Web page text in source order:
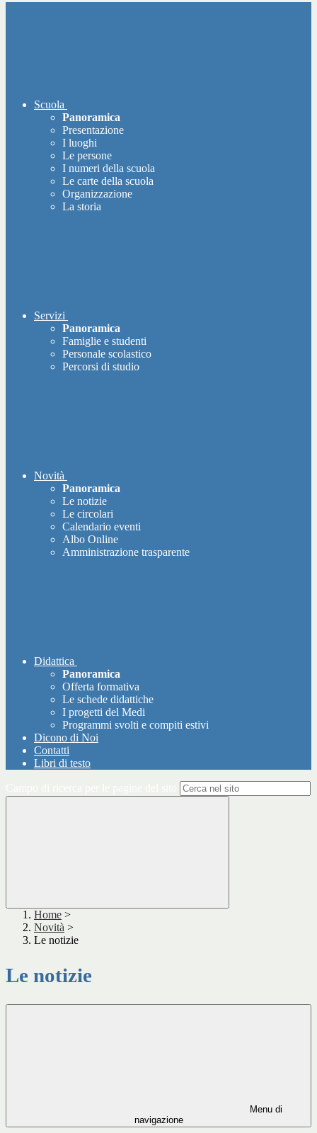
Scuola
Panoramica
Presentazione
I luoghi
Le persone
I numeri della scuola
Le carte della scuola
Organizzazione
La storia
Servizi
Panoramica
Famiglie e studenti
Personale scolastico
Percorsi di studio
Novità
Panoramica
Le notizie
Le circolari
Calendario eventi
Albo Online
Amministrazione trasparente
Didattica
Panoramica
Offerta formativa
Le schede didattiche
I progetti del Medi
Programmi svolti e compiti estivi
Dicono di Noi
Contatti
Libri di testo
Home >
Novità >
Le notizie
Le notizie
Menu di
navigazione